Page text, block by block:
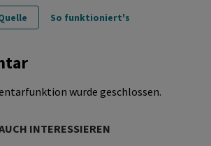
So funktioniert's
wurde geschlossen.
INTERESSIEREN